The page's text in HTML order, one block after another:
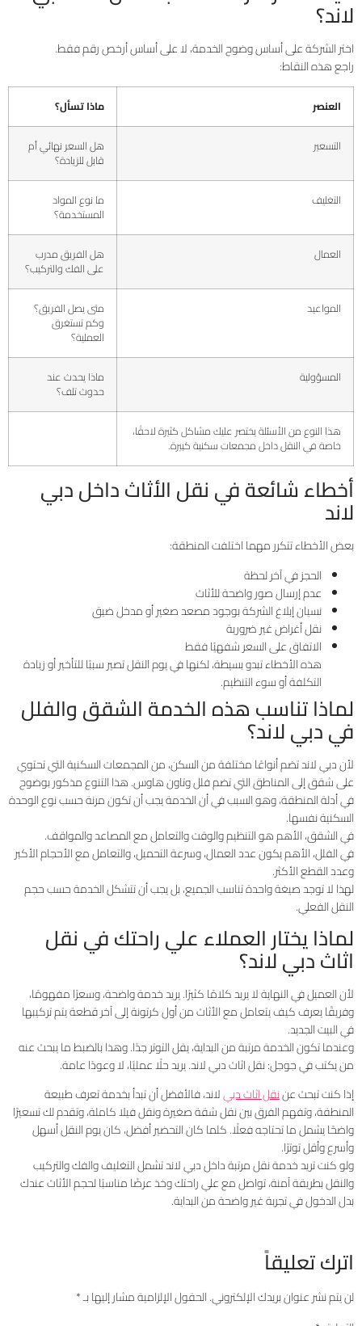
لاند؟
اختر الشركة على أساس وضوح الخدمة، لا على أساس أرخص رقم فقط.
راجع هذه النقاط:
العنصر ماذا تسأل؟
التسعير هل السعر نهائي أم
قابل للزيادة؟
التغليف ما نوع المواد
المستخدمة؟
العمال هل الفريق مدرب
على الفك والتركيب؟
المواعيد متى يصل الفريق؟
وكم تستغرق
العملية؟
المسؤولية ماذا يحدث عند
حدوث تلف؟
هذا النوع من الأسئلة يختصر عليك مشاكل كثيرة لاحقًا،
خاصة في النقل داخل مجمعات سكنية كبيرة.
أخطاء شائعة في نقل الأثاث داخل دبي
لاند
بعض الأخطاء تتكرر مهما اختلفت المنطقة:
الحجز في آخر لحظة
عدم إرسال صور واضحة للأثاث
نسيان إبلاغ الشركة بوجود مصعد صغير أو مدخل ضيق
نقل أغراض غير ضرورية
الاتفاق على السعر شفهيًا فقط
هذه الأخطاء تبدو بسيطة، لكنها في يوم النقل تصير سببًا للتأخير أو زيادة
التكلفة أو سوء التنظيم.
لماذا تناسب هذه الخدمة الشقق والفلل
في دبي لاند؟
لأن دبي لاند تضم أنواعًا مختلفة من السكن، من المجمعات السكنية التي تحتوي
على شقق إلى المناطق التي تضم فلل وتاون هاوس. هذا التنوع مذكور بوضوح
في أدلة المنطقة، وهو السبب في أن الخدمة يجب أن تكون مرنة حسب نوع الوحدة
السكنية نفسها.
في الشقق، الأهم هو التنظيم والوقت والتعامل مع المصاعد والمواقف.
في الفلل، الأهم يكون عدد العمال، وسرعة التحميل، والتعامل مع الأحجام الأكبر
وعدد القطع الأكثر.
لهذا لا توجد صيغة واحدة تناسب الجميع، بل يجب أن تتشكل الخدمة حسب حجم
النقل الفعلي.
لماذا يختار العملاء علي راحتك في نقل
اثاث دبي لاند؟
لأن العميل في النهاية لا يريد كلامًا كثيرًا. يريد خدمة واضحة، وسعرًا مفهومًا،
وفريقًا يعرف كيف يتعامل مع الأثاث من أول كرتونة إلى آخر قطعة يتم تركيبها
في البيت الجديد.
وعندما تكون الخدمة مرتبة من البداية، يقل التوتر جدًا. وهذا بالضبط ما يبحث عنه
من يكتب في جوجل: نقل اثاث دبي لاند. يريد حلًا عمليًا، لا وعودًا عامة.
إذا كنت تبحث عننقل اثاث دبيلاند، فالأفضل أن تبدأ بخدمة تعرف طبيعة
المنطقة، وتفهم الفرق بين نقل شقة صغيرة ونقل فيلا كاملة، وتقدم لك تسعيرًا
واضحًا يشمل ما تحتاجه فعلًا. كلما كان التحضير أفضل، كان يوم النقل أسهل
وأسرع وأقل توترًا.
ولو كنت تريد خدمة نقل مرتبة داخل دبي لاند تشمل التغليف والفك والتركيب
والنقل بطريقة آمنة، تواصل مع علي راحتك وخذ عرضًا مناسبًا لحجم الأثاث عندك
بدل الدخول في تجربة غير واضحة من البداية.
اترك تعليقاً
لن يتم نشر عنوان بريدك الإلكتروني.الحقول الإلزامية مشار إليها بـ*